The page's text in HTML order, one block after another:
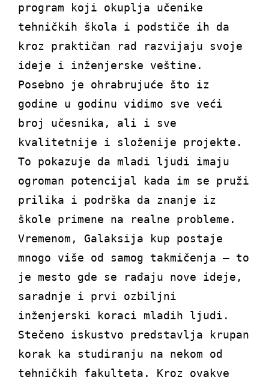
program koji okuplja učenike
tehničkih škola i podstiče ih da
kroz praktičan rad razvijaju svoje
ideje i inženjerske veštine.
Posebno je ohrabrujuće što iz
godine u godinu vidimo sve veći
broj učesnika, ali i sve
kvalitetnije i složenije projekte.
To pokazuje da mladi ljudi imaju
ogroman potencijal kada im se pruži
prilika i podrška da znanje iz
škole primene na realne probleme.
Vremenom, Galaksija kup postaje
mnogo više od samog takmičenja – to
je mesto gde se rađaju nove ideje,
saradnje i prvi ozbiljni
inženjerski koraci mladih ljudi.
Stečeno iskustvo predstavlja krupan
korak ka studiranju na nekom od
tehničkih fakulteta. Kroz ovakve